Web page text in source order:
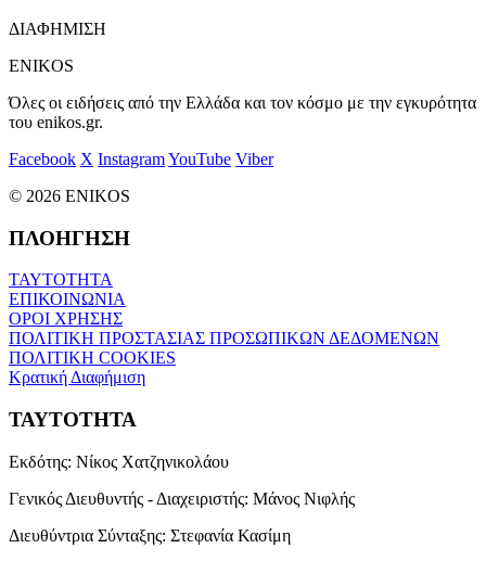
ΔΙΑΦΗΜΙΣΗ
ENIKOS
Όλες οι ειδήσεις από την Ελλάδα και τον κόσμο με την εγκυρότητα
του enikos.gr.
Facebook X InstagramYouTube Viber
© 2026 ENIKOS
ΠΛΟΗΓΗΣΗ
ΤΑΥΤΟΤΗΤΑ
ΕΠΙΚΟΙΝΩΝΙΑ
ΟΡΟΙ ΧΡΗΣΗΣ
ΠΟΛΙΤΙΚΗ ΠΡΟΣΤΑΣΙΑΣ ΠΡΟΣΩΠΙΚΩΝ ΔΕΔΟΜΕΝΩΝ
ΠΟΛΙΤΙΚΗ COOKIES
Κρατική Διαφήμιση
ΤΑΥΤΟΤΗΤΑ
Εκδότης: Νίκος Χατζηνικολάου
Γενικός Διευθυντής - Διαχειριστής: Μάνος Νιφλής
Διευθύντρια Σύνταξης: Στεφανία Κασίμη